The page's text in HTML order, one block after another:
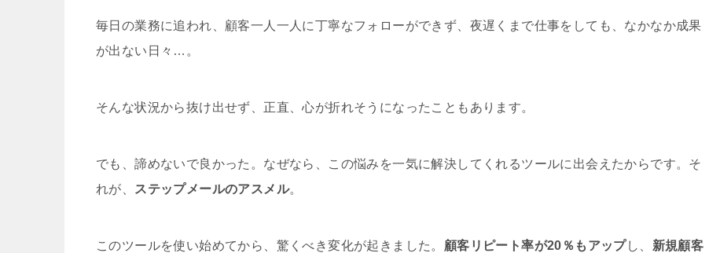
毎日の業務に追われ、顧客一人一人に丁寧なフォローができず、夜遅くまで仕事をしても、なかなか成果
が出ない日々…。
そんな状況から抜け出せず、正直、心が折れそうになったこともあります。
でも、諦めないで良かった。なぜなら、この悩みを一気に解決してくれるツールに出会えたからです。そ
れが、
ステップメールのアスメル。
このツールを使い始めてから、驚くべき変化が起きました。 顧客リピート率が20％もアップし、 新規顧客